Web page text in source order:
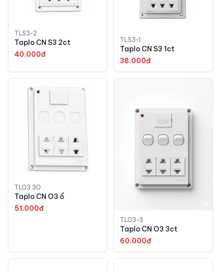
TLS3-2
Taplo CN S3 2ct
40.000đ
TLS3-1
Taplo CN S3 1ct
38.000đ
TLO3 3O
Taplo CN O3 ổ
51.000đ
TLO3-3
Taplo CN O3 3ct
60.000đ